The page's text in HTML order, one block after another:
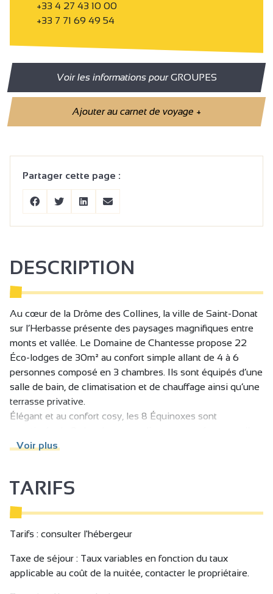
+33 4 27 43 10 00
+33 7 71 69 49 54
Voir les informations pourGROUPES
Ajouter au carnet de voyage+
Partager cette page :
DESCRIPTION
Au cœur de la Drôme des Collines, la ville de Saint-Donat
sur l’Herbasse présente des paysages magnifiques entre
monts et vallée. Le Domaine de Chantesse propose 22
Éco-lodges de 30m² au confort simple allant de 4 à 6
personnes composé en 3 chambres. Ils sont équipés d’une
salle de bain, de climatisation et de chauffage ainsi qu’une
terrasse privative.
Élégant et au confort cosy, les 8 Équinoxes sont
de bain centrale ainsi qu’un lit double modulable. Ils sont
Saint-Donat et ses communes avoisinantes, proposent
différentes fêtes de village toute l’année, comme la fête de
l’abricot à Bren ou encore la fête de l’asperge de Charmes-
Isère.
Vous retrouverez les joies de la baignade au Domaine du
Lac de Champos, base de loisir arboré avec tennis,
Voir plus
TARIFS
Tarifs : consulter l'hébergeur
Taxe de séjour : Taux variables en fonction du taux
applicable au coût de la nuitée, contacter le propriétaire.